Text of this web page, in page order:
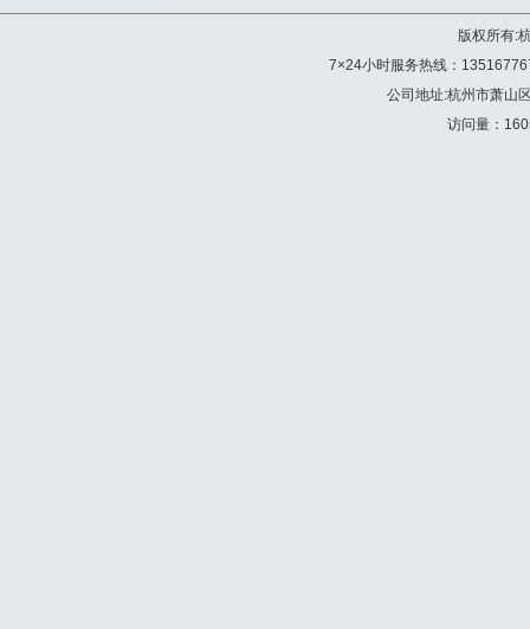
版权所有:
7×24小时服务热线：
公司地址:杭州市萧山
访问量：